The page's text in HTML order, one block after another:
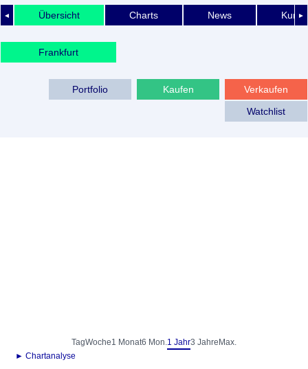
◄ ►
Übersicht Charts News
Frankfurt
Verkaufen
Kaufen
Portfolio
Watchlist
TagWoche1 Monat6 Mon.1 Jahr3 Jahre Max.
► Chartanalyse